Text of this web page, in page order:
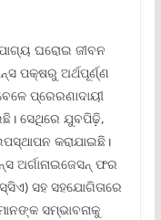
ଘରୋଇ ଜୀବନ
ପକ୍ଷରୁ ଅର୍ଥପୂର୍ଣ୍ଣ
ପ୍ରେରଣାଦାୟୀ
ସେଥିରେ ଯୁବପିଢ଼ି,
କରାଯାଇଛି।
ଅର୍ଗାନାଇଜେସନ୍ ଫର
ସହ ସହଯୋଗିତାରେ
ସମ୍ଭାବନାକୁ